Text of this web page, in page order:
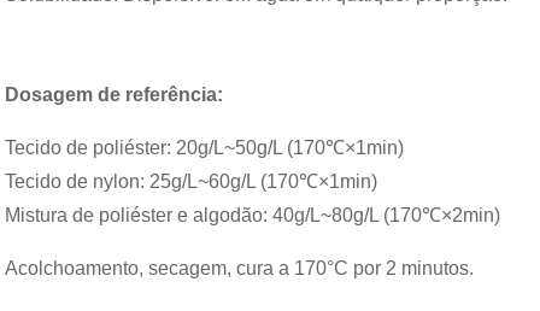
Dosagem de referência:
Tecido de poliéster: 20g/L~50g/L (170℃×1min)
Tecido de nylon: 25g/L~60g/L (170℃×1min)
Mistura de poliéster e algodão: 40g/L~80g/L (170℃×2min)
Acolchoamento, secagem, cura a 170°C por 2 minutos.